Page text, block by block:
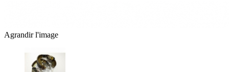
Agrandir l'image